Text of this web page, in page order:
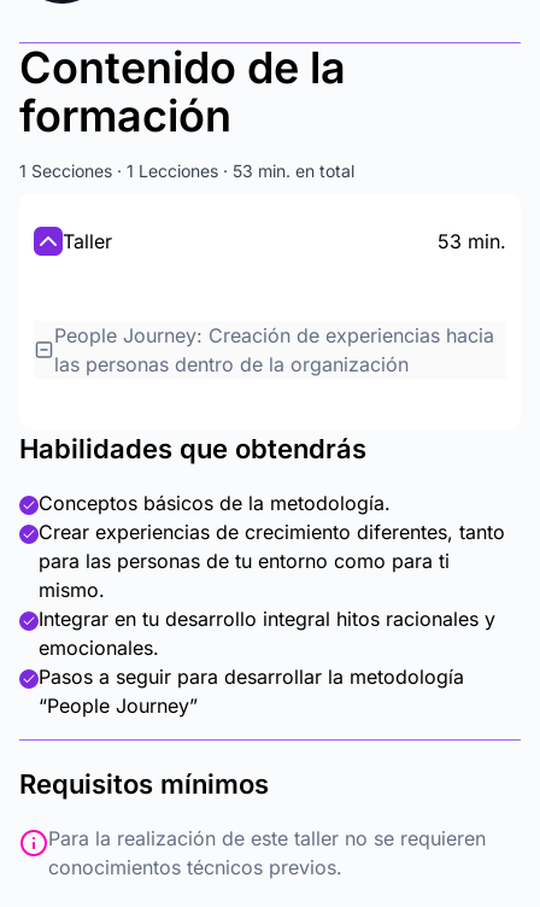
Contenido de la
formación
1 Secciones · 1 Lecciones · 53 min. en total
Taller 53 min.
People Journey: Creación de experiencias hacia
las personas dentro de la organización
Habilidades que obtendrás
Conceptos básicos de la metodología.
Crear experiencias de crecimiento diferentes, tanto
para las personas de tu entorno como para ti
mismo.
Integrar en tu desarrollo integral hitos racionales y
emocionales.
Pasos a seguir para desarrollar la metodología
“People Journey”
Requisitos mínimos
Para la realización de este taller no se requieren
conocimientos técnicos previos.